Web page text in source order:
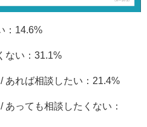
：14.6%
ない：31.1%
あれば相談したい：21.4%
っても相談したくない：